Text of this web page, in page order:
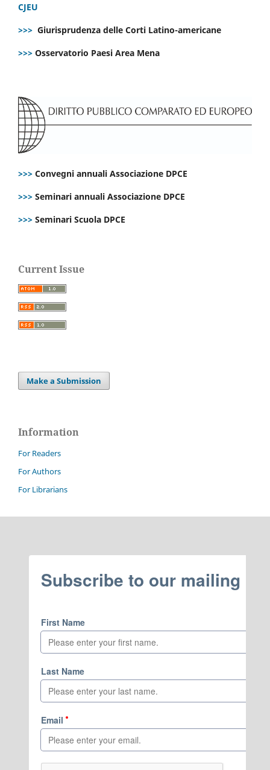
CJEU
>>> Giurisprudenza delle Corti Latino-americane
>>> Osservatorio Paesi Area Mena
>>> Convegni annuali Associazione DPCE
>>> Seminari annuali Associazione DPCE
>>> Seminari Scuola DPCE
Current Issue
Make a Submission
Information
For Readers
For Authors
For Librarians